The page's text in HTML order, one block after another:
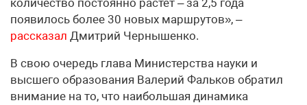
количество постоянно растёт – за 2,5 года
появилось более 30 новых маршрутов», –
рассказал Дмитрий Чернышенко.
В свою очередь глава Министерства науки и
высшего образования Валерий Фальков обратил
внимание на то, что наибольшая динамика